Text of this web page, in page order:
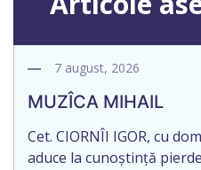
7 august, 2026
MUZÎCA MIHAIL
Cet. CIORNÎI IGOR, cu
aduce la cunoștință